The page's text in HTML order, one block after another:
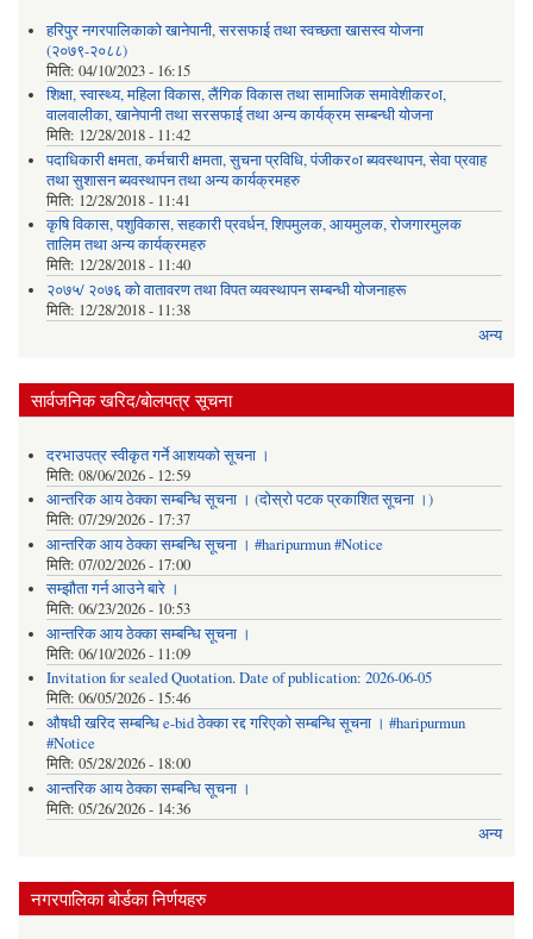
हरिपुर नगरपालिकाको खानेपानी, सरसफाई तथा स्वच्छता खासस्व योजना
(२०७९-२०८८)
मिति: 04/10/2023 - 16:15
शिक्षा, स्वास्थ्य, महिला विकास, लैंगिक विकास तथा सामाजिक समावेशीकर०ा,
वालवालीका, खानेपानी तथा सरसफाई तथा अन्य कार्यक्रम सम्बन्धी योजना
मिति: 12/28/2018 - 11:42
पदाधिकारी क्षमता, कर्मचारी क्षमता, सुचना प्रविधि, पंजीकर०ा ब्यवस्थापन, सेवा प्रवाह
तथा सुशासन ब्यवस्थापन तथा अन्य कार्यक्रमहरु
मिति: 12/28/2018 - 11:41
कृषि विकास, पशुविकास, सहकारी प्रवर्धन, शिपमुलक, आयमुलक, रोजगारमुलक
तालिम तथा अन्य कार्यक्रमहरु
मिति: 12/28/2018 - 11:40
२०७५/ २०७६ को वातावरण तथा विपत व्यवस्थापन सम्बन्धी योजनाहरू
मिति: 12/28/2018 - 11:38
अन्य
सार्वजनिक खरिद/बोलपत्र सूचना
दरभाउपत्र स्वीकृत गर्ने आशयको सूचना ।
मिति: 08/06/2026 - 12:59
आन्तरिक आय ठेक्का सम्बन्धि सूचना । (दोस्रो पटक प्रकाशित सूचना ।)
मिति: 07/29/2026 - 17:37
आन्तरिक आय ठेक्का सम्बन्धि सूचना । #haripurmun #Notice
मिति: 07/02/2026 - 17:00
सम्झौता गर्न आउने बारे ।
मिति: 06/23/2026 - 10:53
आन्तरिक आय ठेक्का सम्बन्धि सूचना ।
मिति: 06/10/2026 - 11:09
Invitation for sealed Quotation. Date of publication: 2026-06-05
मिति: 06/05/2026 - 15:46
औषधी खरिद सम्बन्धि e-bid ठेक्का रद्द गरिएको सम्बन्धि सूचना । #haripurmun
#Notice
मिति: 05/28/2026 - 18:00
आन्तरिक आय ठेक्का सम्बन्धि सूचना ।
मिति: 05/26/2026 - 14:36
अन्य
नगरपालिका बोर्डका निर्णयहरु